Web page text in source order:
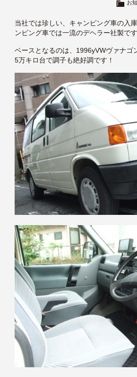
お
当社では珍しい、キャンピング車の入
ンピング車では一流のデヘラー社製です
ベースとなるのは、1996yVWヴァナ
5万キロ台で調子も絶好調です！